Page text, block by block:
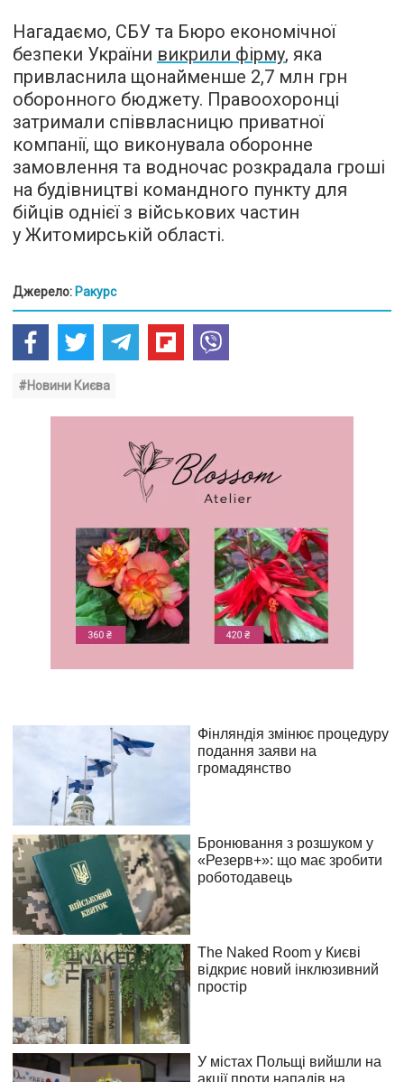
Нагадаємо, СБУ та Бюро економічної
безпеки України викрили фірму, яка
привласнила щонайменше 2,7 млн грн
оборонного бюджету. Правоохоронці
затримали співвласницю приватної
компанії, що виконувала оборонне
замовлення та водночас розкрадала гроші
на будівництві командного пункту для
бійців однієї з військових частин
у Житомирській області.
Джерело: Ракурс
#Новини Києва